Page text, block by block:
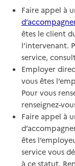
Faire appel à
êtes le client
l’intervenant.
service,
Employer
vous êtes
Pour vous
renseignez-
Faire appel à
êtes
service vous
à ce statut.